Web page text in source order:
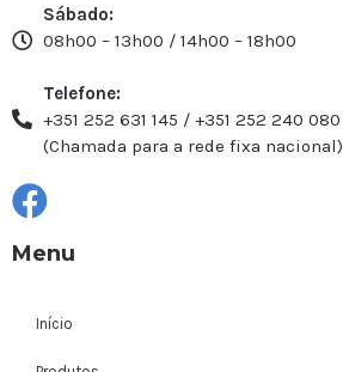
Sábado:
08h00 – 13h00 / 14h00 – 18h00
Telefone:
+351 252 631 145 / +351 252 240 080
(Chamada para a rede fixa nacional)
Menu
Início